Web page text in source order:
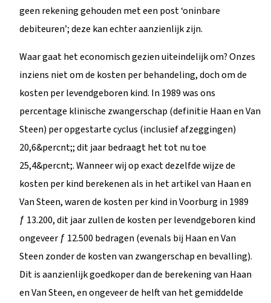
geen rekening gehouden met een post ‘oninbare
debiteuren’; deze kan echter aanzienlijk zijn.
Waar gaat het economisch gezien uiteindelijk om? Onzes
inziens niet om de kosten per behandeling, doch om de
kosten per levendgeboren kind. In 1989 was ons
percentage klinische zwangerschap (definitie Haan en Van
Steen) per opgestarte cyclus (inclusief afzeggingen)
20,6&percnt;; dit jaar bedraagt het tot nu toe
25,4&percnt;. Wanneer wij op exact dezelfde wijze de
kosten per kind berekenen als in het artikel van Haan en
Van Steen, waren de kosten per kind in Voorburg in 1989
ƒ 13.200, dit jaar zullen de kosten per levendgeboren kind
ongeveer ƒ 12.500 bedragen (evenals bij Haan en Van
Steen zonder de kosten van zwangerschap en bevalling).
Dit is aanzienlijk goedkoper dan de berekening van Haan
en Van Steen, en ongeveer de helft van het gemiddelde